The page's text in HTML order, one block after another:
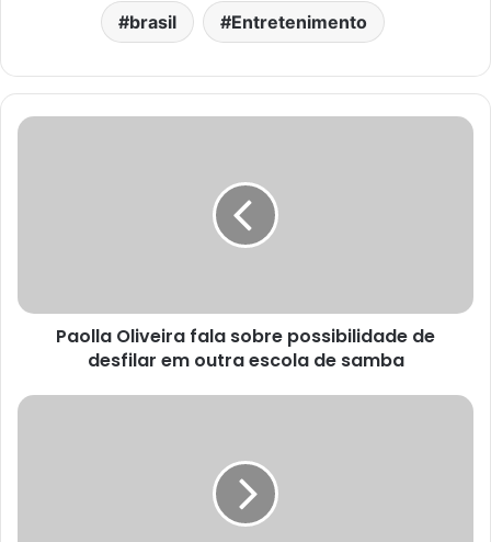
brasil Entretenimento
Paolla Oliveira fala sobre possibilidade de
desfilar em outra escola de samba